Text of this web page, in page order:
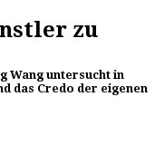
zu
Wang untersucht in
das Credo der eigenen